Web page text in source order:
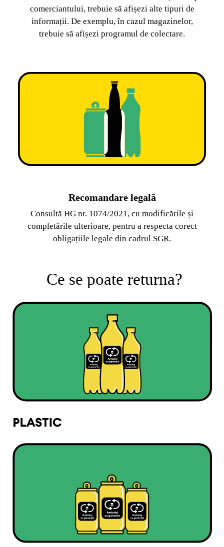
comerciantului, trebuie să afișezi alte tipuri de
informații. De exemplu, în cazul magazinelor,
trebuie să afișezi programul de colectare.
Recomandare legală
Consultă HG nr. 1074/2021, cu modificările și
completările ulterioare, pentru a respecta corect
obligațiile legale din cadrul SGR.
Ce se poate returna?